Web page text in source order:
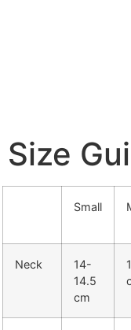
Size
Small
Neck
14-
14.5
cm